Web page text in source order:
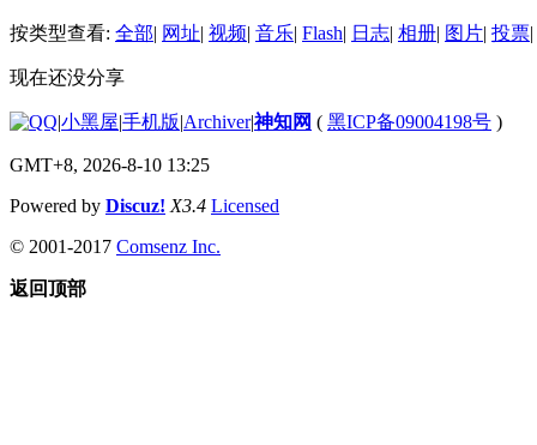
按类型查看: 全部| 网址| 视频| 音乐| Flash| 日志| 相册| 图片| 投票|
现在还没分享
|小黑屋|手机版|Archiver|神知网 ( 黑ICP备09004198号 )
GMT+8, 2026-8-10 13:25
Powered by Discuz! X3.4 Licensed
© 2001-2017 Comsenz Inc.
返回顶部